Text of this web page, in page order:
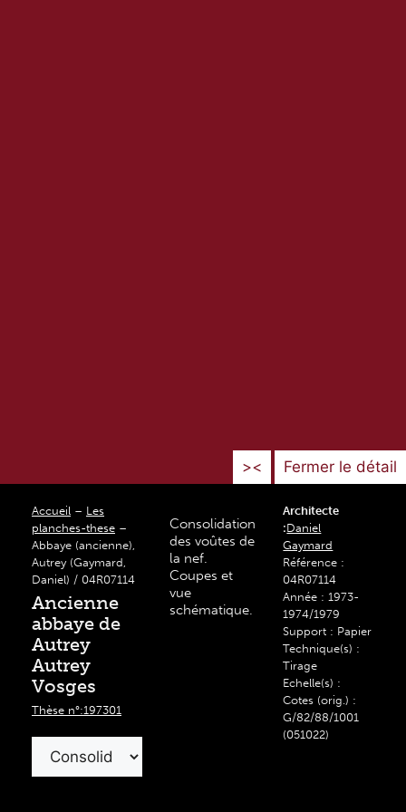
>< Fermer le détail
Accueil – Les
planches-these –
Abbaye (ancienne),
Autrey (Gaymard,
Daniel) / 04R07114
Ancienne
abbaye de
Autrey
Autrey
Vosges
Thèse n°:197301
Consolidation
des voûtes de
la nef.
Coupes et
vue
schématique.
Architecte
:Daniel
Gaymard
Référence :
04R07114
Année : 1973-
1974/1979
Support : Papier
Technique(s) :
Tirage
Echelle(s) :
Cotes (orig.) :
G/82/88/1001
(051022)